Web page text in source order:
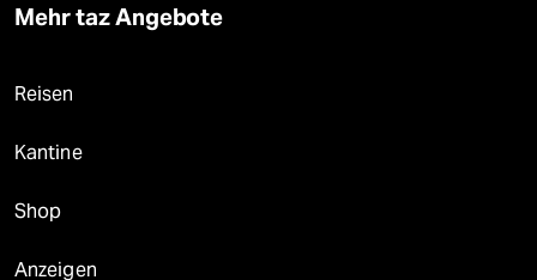
Mehr taz Angebote
Reisen
Kantine
Shop
Anzeigen